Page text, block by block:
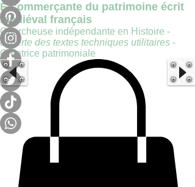
E-commerçante du patrimoine écrit
médiéval français
Chercheuse indépendante en Histoire -
experte des textes techniques utilitaires -
Créatrice patrimoniale